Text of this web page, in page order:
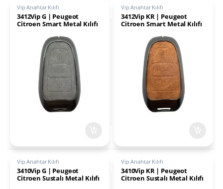
Vip Anahtar Kılıfı
3412Vip G | Peugeot
Citroen Smart Metal Kılıfı
Vip Anahtar Kılıfı
3412Vip KR | Peugeot
Citroen Smart Metal Kılıfı
Vip Anahtar Kılıfı
3410Vip G | Peugeot
Citroen Sustalı Metal Kılıfı
Vip Anahtar Kılıfı
3410Vip KR | Peugeot
Citroen Sustalı Metal Kılıfı